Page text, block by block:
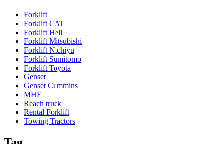
Forklift
Forklift CAT
Forklift Heli
Forklift Mitsubishi
Forklift Nichiyu
Forklift Sumitomo
Forklift Toyota
Genset
Genset Cummins
MHE
Reach truck
Rental Forklift
Towing Tractors